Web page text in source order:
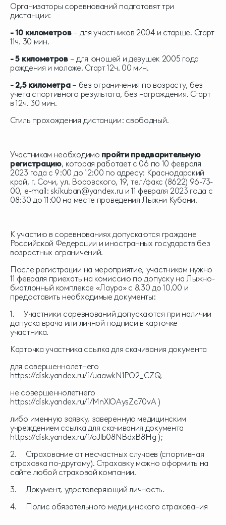
Организаторы соревнований подготовят три
дистанции:
- 10 километров– для участников 2004 и старше. Старт
11ч. 30 мин.
- 5 километров– для юношей и девушек 2005 года
рождения и моложе. Старт 12ч. 00 мин.
- 2,5 километра– без ограничения по возрасту, без
учета спортивного результата, без награждения. Старт
в 12ч. 30 мин.
Стиль прохождения дистанции: свободный.
Участникам необходимо пройти предварительную
регистрацию, которая работает с 06 по 10 февраля
2023 года с 9:00 до 12:00 по адресу: Краснодарский
край, г. Сочи, ул. Воровского, 19, тел/факс (8622) 96-73-
00, e-mail: skikuban@yandex.ru и 11 февраля 2023 года с
08:30 до 11:00 на месте проведения Лыжни Кубани.
К участию в соревнованиях допускаются граждане
Российской Федерации и иностранных государств без
возрастных ограничений.
После регистрации на мероприятие, участникам нужно
11 февраля приехать на комиссию по допуску на Лыжно-
биатлонный комплексе «Лаура» с 8.30 до 10.00 и
предоставить необходимые документы:
1. Участники соревнований допускаются при наличии
допуска врача или личной подписи в карточке
участника.
Карточка участника ссылка для скачивания документа
для совершеннолетнего
https://disk.yandex.ru/i/uaawkN1PO2_CZQ,
не совершеннолетнего
https://disk.yandex.ru/i/MnXlOAysZc70vA )
либо именную заявку, заверенную медицинским
учреждением ссылка для скачивания документа
https://disk.yandex.ru/i/oJlb08NBdxB8Hg );
2. Страхование от несчастных случаев (спортивная
страховка по-другому). Страховку можно оформить на
сайте любой страховой компании.
3. Документ, удостоверяющий личность.
4. Полис обязательного медицинского страхования